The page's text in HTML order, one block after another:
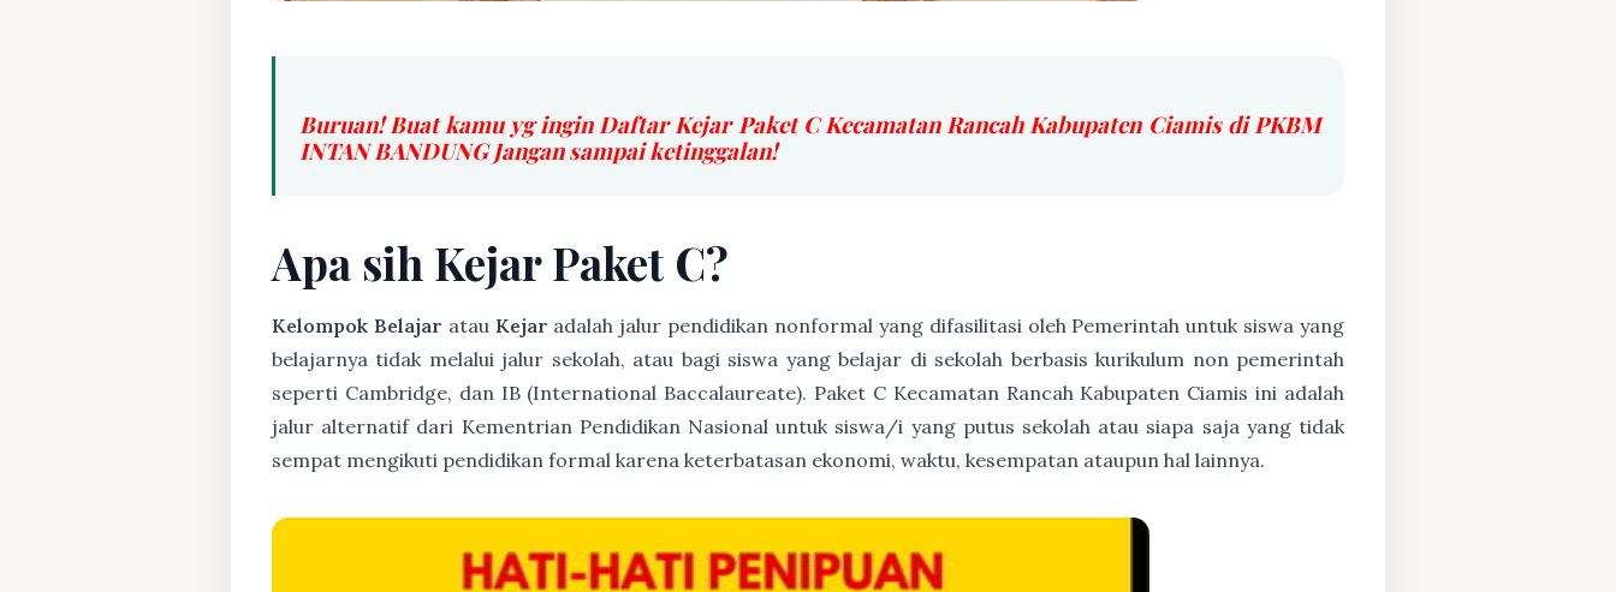
Buruan! Buat kamu yg ingin Daftar Kejar Paket C Kecamatan Rancah Kabupaten Ciamis di PKBM
INTAN BANDUNG Jangan sampai ketinggalan!
Apa sih Kejar Paket C?
Kelompok Belajar atau Kejar adalah jalur pendidikan nonformal yang difasilitasi oleh Pemerintah untuk siswa yang
belajarnya tidak melalui jalur sekolah, atau bagi siswa yang belajar di sekolah berbasis kurikulum non pemerintah
seperti Cambridge, dan IB (International Baccalaureate). Paket C Kecamatan Rancah Kabupaten Ciamis ini adalah
jalur alternatif dari Kementrian Pendidikan Nasional untuk siswa/i yang putus sekolah atau siapa saja yang tidak
sempat mengikuti pendidikan formal karena keterbatasan ekonomi, waktu, kesempatan ataupun hal lainnya.